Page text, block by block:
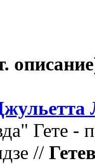
Гете -
//